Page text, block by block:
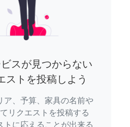
スが見つからない
ストを投稿しよう
ア、予算、家具の名前や
リクエストを投稿する
トに応えることが出来る